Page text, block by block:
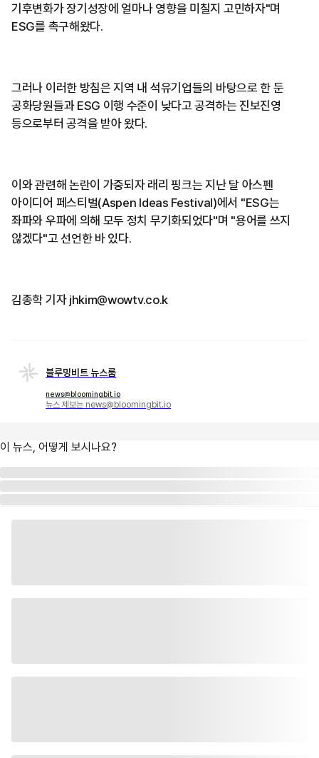
기후변화가 장기성장에 얼마나 영향을 미칠지 고민하자"며
ESG를 촉구해왔다.
그러나 이러한 방침은 지역 내 석유기업들의 바탕으로 한 둔
공화당원들과 ESG 이행 수준이 낮다고 공격하는 진보진영
등으로부터 공격을 받아 왔다.
이와 관련해 논란이 가중되자 래리 핑크는 지난 달 아스펜
아이디어 페스티벌(Aspen Ideas Festival)에서 "ESG는
좌파와 우파에 의해 모두 정치 무기화되었다"며 "용어를 쓰지
않겠다"고 선언한 바 있다.
김종학 기자 jhkim@wowtv.co.k
블루밍비트 뉴스룸
news@bloomingbit.io
뉴스 제보는 news@bloomingbit.io
이 뉴스, 어떻게 보시나요?